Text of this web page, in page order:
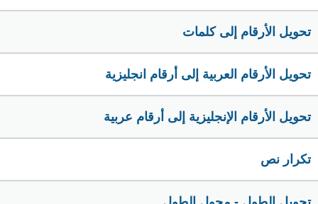
تحويل الأرقام إلى كلمات
تحويل الأرقام العربية إلى أرقام انجليزية
تحويل الأرقام الإنجليزية إلى أرقام عربية
تكرار نص